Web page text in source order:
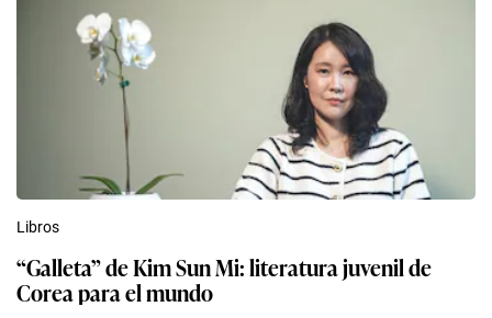
Libros
“Galleta” de Kim Sun Mi: literatura juvenil de
Corea para el mundo